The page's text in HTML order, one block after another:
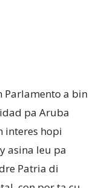
Parlamento a bin
pa Aruba
interes hopi
asina leu pa
Patria di